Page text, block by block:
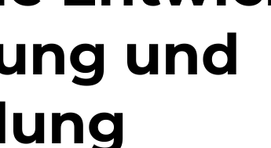
und